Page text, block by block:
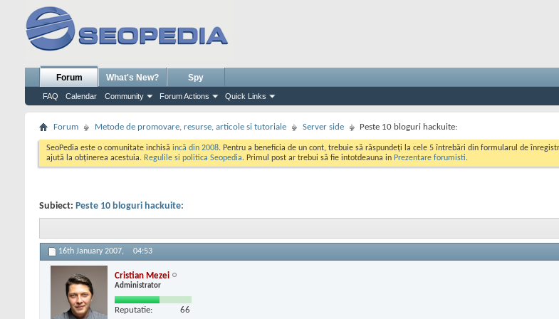
Forum
FAQ Calendar Community Forum Actions Quick Links
What's New? Spy
Forum Metode de promovare, resurse, articole si tutoriale Server side Peste 10 bloguri hackuite:
SeoPedia este o comunitate inchisă incă din 2008. Pentru a beneficia de un cont, trebuie să răspundeți la cele 5 întrebări din formularul de
ajută la obținerea acestuia. Regulile si politica Seopedia. Primul post ar trebui să fie intotdeauna in Prezentare forumisti.
Subiect: Peste 10 bloguri hackuite:
16th January 2007, 04:53
Cristian Mezei
Administrator
Reputatie: 66